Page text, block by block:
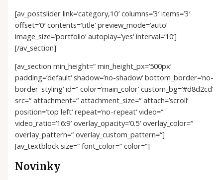
[av_postslider link=’category,10′ columns=’3′ items=’3′
offset=’0′ contents=’title‘ preview_mode=’auto‘
image_size=’portfolio‘ autoplay=’yes‘ interval=’10‘]
[/av_section]
[av_section min_height=“ min_height_px=’500px‘
padding=’default‘ shadow=’no-shadow‘ bottom_border=’no-
border-styling‘ id=“ color=’main_color‘ custom_bg=’#d8d2cd‘
src=“ attachment=“ attachment_size=“ attach=’scroll‘
position=’top left‘ repeat=’no-repeat‘ video=“
video_ratio=’16:9′ overlay_opacity=’0.5′ overlay_color=“
overlay_pattern=“ overlay_custom_pattern=“]
[av_textblock size=“ font_color=“ color=“]
Novinky